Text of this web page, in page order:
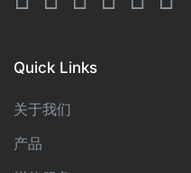
Quick Links
关于我们
产品